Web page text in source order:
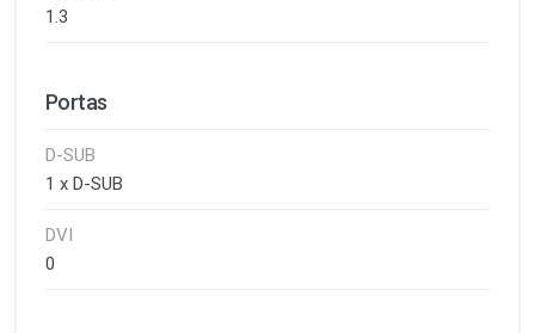
1.3
Portas
D-SUB
1 x D-SUB
DVI
0